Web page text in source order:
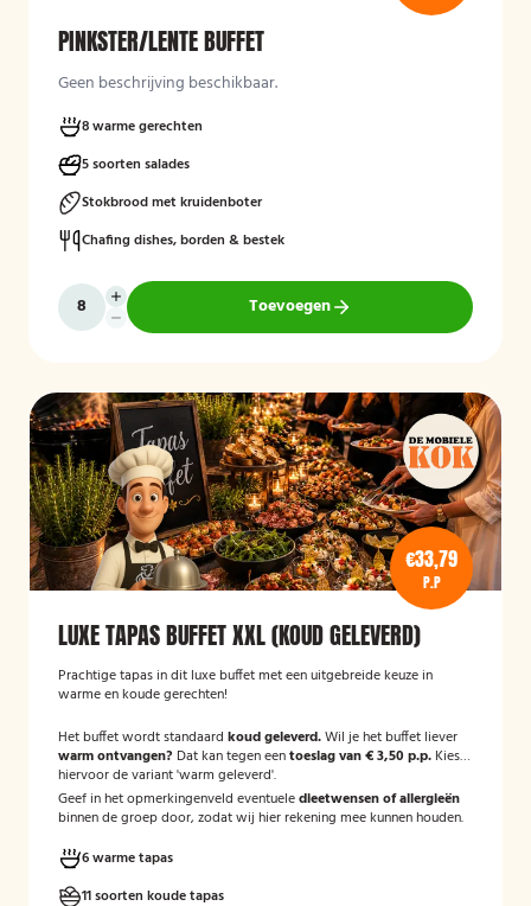
PINKSTER/LENTE BUFFET
Geen beschrijving beschikbaar.
8 warme gerechten
5 soorten salades
Stokbrood met kruidenboter
Chafing dishes, borden & bestek
Toevoegen
€33,79
P.P
LUXE TAPAS BUFFET XXL (KOUD GELEVERD)
Prachtige tapas in dit luxe buffet met een uitgebreide keuze in
warme en koude gerechten!
Het buffet wordt standaard koud geleverd.Wil je het buffet liever
warm ontvangen? Dat kan tegen eentoeslag van € 3,50 p.p. Kies
hiervoor de variant 'warm geleverd'.
Geef in het opmerkingenveld eventueledieetwensen of allergieën
binnen de groep door, zodat wij hier rekening mee kunnen houden.
6 warme tapas
11 soorten koude tapas